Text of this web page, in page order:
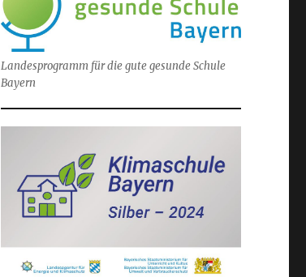
Landesprogramm für die gute gesunde Schule
Bayern